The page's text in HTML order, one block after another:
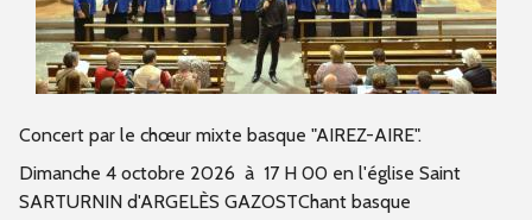
Concert par le chœur mixte basque "AIREZ-AIRE".
Dimanche 4 octobre 2026 à 17 H 00 en l'église Saint
SARTURNIN d'ARGELÈS GAZOSTChant basque